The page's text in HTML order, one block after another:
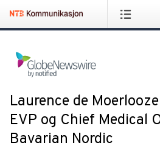
Laurence de
EVP og Chief Medical
Bavarian Nordic